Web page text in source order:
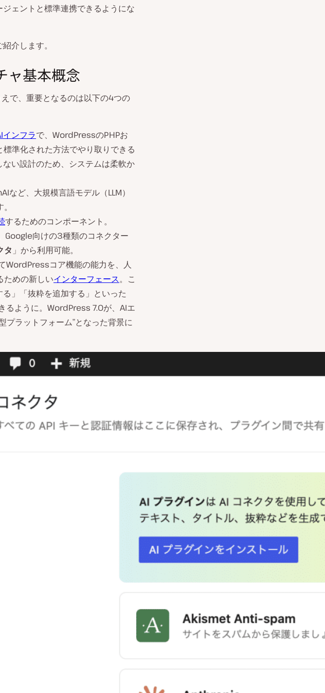
ェントと標準連携できるようにな
介します。
ャ基本概念
で、重要となるのは以下の4つの
インフラで、WordPressのPHPお
準化された方法でやり取りできる
い設計のため、システムは柔軟か
ど、大規模言語モデル（LLM）
するためのコンポーネント。
向けの3種類のコネクター
タ 」から利用可能。
WordPressコア機能の能力を、人
ための新しいインターフェース。こ
」「抜粋を追加する」といった
るように。WordPress 7.0が、AIエ
プラットフォーム”となった背景に